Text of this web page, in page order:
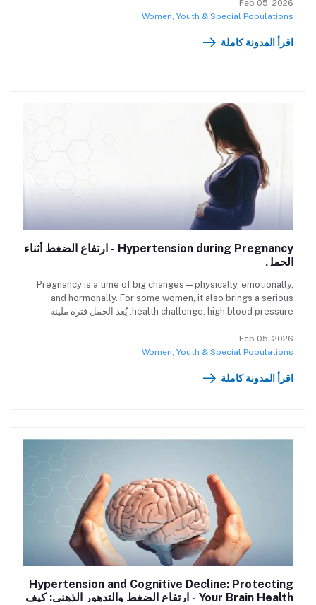
hypertension or have reached menopause are known to
اليأس يمكن أن ترفع من خطر الإصابة.
Feb 05, 2026
Women, Youth & Special Populations
اقرأ المدونة كاملة
Hypertension during Pregnancy - ارتفاع الضغط أثناء
الحمل
Pregnancy is a time of big changes—physically, emotionally,
and hormonally. For some women, it also brings a serious
health challenge: high blood pressure. يُعد الحمل فترة مليئة
تصاحبه تحديات صحية خطيرة مثل: ارتفاع ضغط الدم.
Feb 05, 2026
Women, Youth & Special Populations
اقرأ المدونة كاملة
Hypertension and Cognitive Decline: Protecting
Your Brain Health - ارتفاع الضغط والتدهور الذهني: كيف